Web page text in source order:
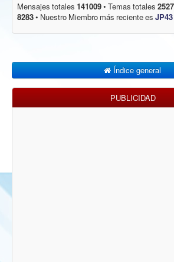
Mensajes totales 141009 • Temas totales
8283 • Nuestro Miembro más reciente es JP43
Índice general
PUBLICIDAD